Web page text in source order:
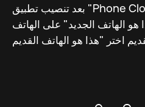
بعد تنصيب تطبيق "Phone Clone" على الهاتفين، قم
هو الهاتف الجديد" على الهاتف